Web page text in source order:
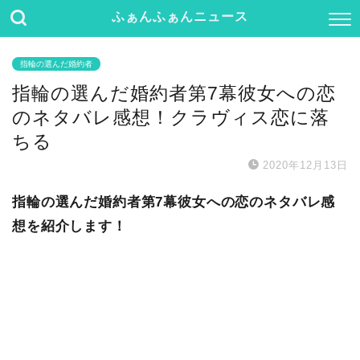
ふぁんふぁんニュース
指輪の選んだ婚約者
指輪の選んだ婚約者第7幕彼女への恋
のネタバレ感想！クラヴィス恋に落
ちる
2020年12月13日
指輪の選んだ婚約者第7幕彼女への恋のネタバレ感
想を紹介します！